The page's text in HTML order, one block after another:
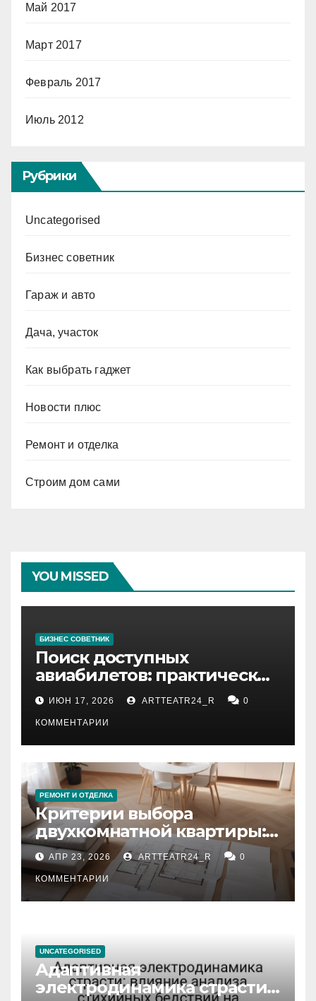
Май 2017
Март 2017
Февраль 2017
Июль 2012
Рубрики
Uncategorised
Бизнес советник
Гараж и авто
Дача, участок
Как выбрать гаджет
Новости плюс
Ремонт и отделка
Строим дом сами
YOU MISSED
БИЗНЕС СОВЕТНИК
Поиск доступных
авиабилетов: практические
рекомендации
ИЮН 17, 2026 ARTTEATR24_R 0
КОММЕНТАРИИ
РЕМОНТ И ОТДЕЛКА
Критерии выбора
двухкомнатной квартиры:
планировка, площадь,
состояние и документация
АПР 23, 2026 ARTTEATR24_R 0
КОММЕНТАРИИ
UNCATEGORISED
Адаптивная
электродинамика страсти: